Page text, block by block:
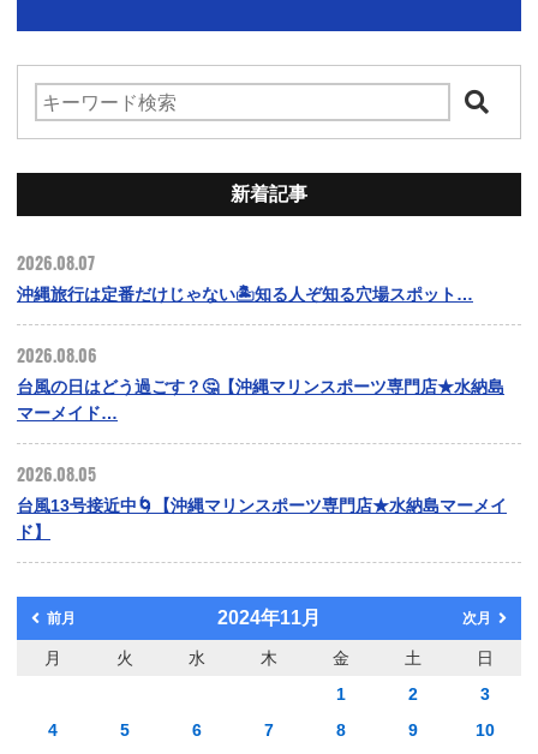
新着記事
2026.08.07
沖縄旅行は定番だけじゃない🏝️知る人ぞ知る穴場スポット…
2026.08.06
台風の日はどう過ごす？🤔【沖縄マリンスポーツ専門店★水納島
マーメイド…
2026.08.05
台風13号接近中🌀【沖縄マリンスポーツ専門店★水納島マーメイ
ド】
前月 2024年11月 次月
月 火 水 木 金 土
日
1
2
3
4
5 6 7 8 9
10